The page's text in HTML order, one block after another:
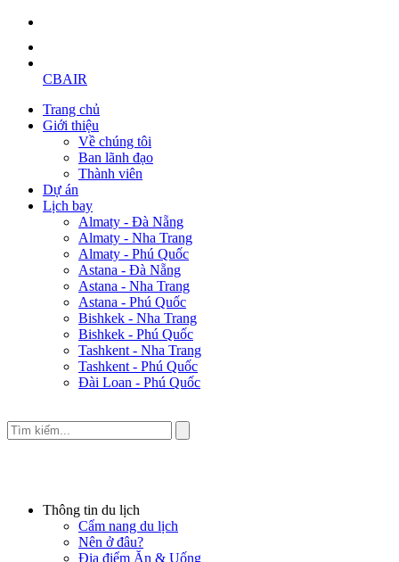
CBAIR
Trang chủ
Giới thiệu
Về chúng tôi
Ban lãnh đạo
Thành viên
Dự án
Lịch bay
Almaty - Đà Nẵng
Almaty - Nha Trang
Almaty - Phú Quốc
Astana - Đà Nẵng
Astana - Nha Trang
Astana - Phú Quốc
Bishkek - Nha Trang
Bishkek - Phú Quốc
Tashkent - Nha Trang
Tashkent - Phú Quốc
Đài Loan - Phú Quốc
Thông tin du lịch
Cẩm nang du lịch
Nên ở đâu?
Địa điểm Ăn & Uống